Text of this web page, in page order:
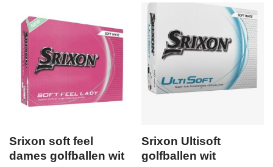
Srixon soft feel
dames golfballen wit
Srixon Ultisoft
golfballen wit